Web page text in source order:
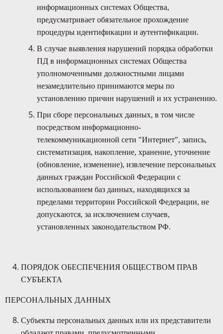
информационных системах Общества,
предусматривает обязательное прохождение
процедуры идентификации и аутентификации.
В случае выявления нарушений порядка обработки
ПД в информационных системах Общества
уполномоченными должностными лицами
незамедлительно принимаются меры по
установлению причин нарушений и их устранению.
При сборе персональных данных, в том числе
посредством информационно-
телекоммуникационной сети "Интернет", запись,
систематизация, накопление, хранение, уточнение
(обновление, изменение), извлечение персональных
данных граждан Российской Федерации с
использованием баз данных, находящихся за
пределами территории Российской Федерации, не
допускаются, за исключением случаев,
установленных законодательством РФ.
ПОРЯДОК ОБЕСПЕЧЕНИЯ ОБЩЕСТВОМ ПРАВ
СУБЪЕКТА
ПЕРСОНАЛЬНЫХ ДАННЫХ
Субъекты персональных данных или их представители